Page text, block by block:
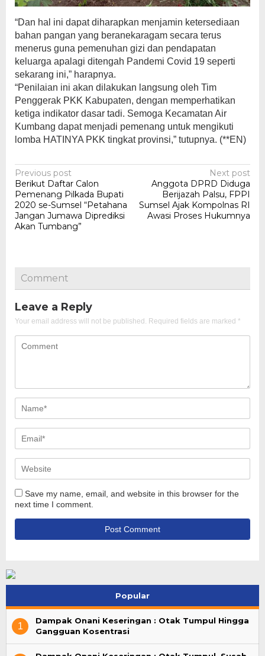
“Dan hal ini dapat diharapkan menjamin ketersediaan
bahan pangan yang beranekaragam secara terus
menerus guna pemenuhan gizi dan pendapatan
keluarga apalagi ditengah Pandemi Covid 19 seperti
sekarang ini,” harapnya.
“Penilaian ini akan dilakukan langsung oleh Tim
Penggerak PKK Kabupaten, dengan memperhatikan
ketiga indikator dasar tadi. Semoga Kecamatan Air
Kumbang dapat menjadi pemenang untuk mengikuti
lomba HATINYA PKK tingkat provinsi,” tutupnya. (**EN)
Post
navigation
Previous post
Berikut Daftar Calon
Pemenang Pilkada Bupati
2020 se-Sumsel “Petahana
Jangan Jumawa Diprediksi
Akan Tumbang”
Next post
Anggota DPRD Diduga
Berijazah Palsu, FPPI
Sumsel Ajak Kompolnas RI
Awasi Proses Hukumnya
Comment
Leave a Reply
Your email address will not be published. Required fields are marked *
Save my name, email, and website in this browser for the
next time I comment.
Popular
1
Dampak Onani Keseringan : Otak Tumpul Hingga
Gangguan Kosentrasi